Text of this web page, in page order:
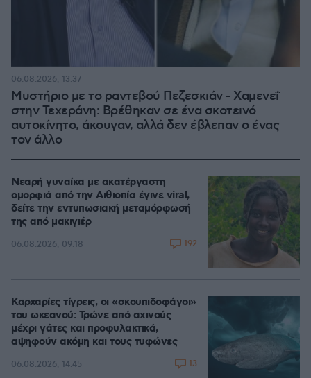
Μυστήριο με το ραντεβού Πεζεσκιάν - Χαμενεΐ
στην Τεχεράνη: Βρέθηκαν σε ένα σκοτεινό
αυτοκίνητο, άκουγαν, αλλά δεν έβλεπαν ο ένας
τον άλλο
06.08.2026, 13:37
Νεαρή γυναίκα με ακατέργαστη
ομορφιά από την Αιθιοπία έγινε viral,
δείτε την εντυπωσιακή μεταμόρφωσή
της από μακιγιέρ
06.08.2026, 09:18 192
Καρχαρίες τίγρεις, οι «σκουπιδοφάγοι»
του ωκεανού: Τρώνε από αχινούς
μέχρι γάτες και προφυλακτικά,
αψηφούν ακόμη και τους τυφώνες
06.08.2026, 14:45 13